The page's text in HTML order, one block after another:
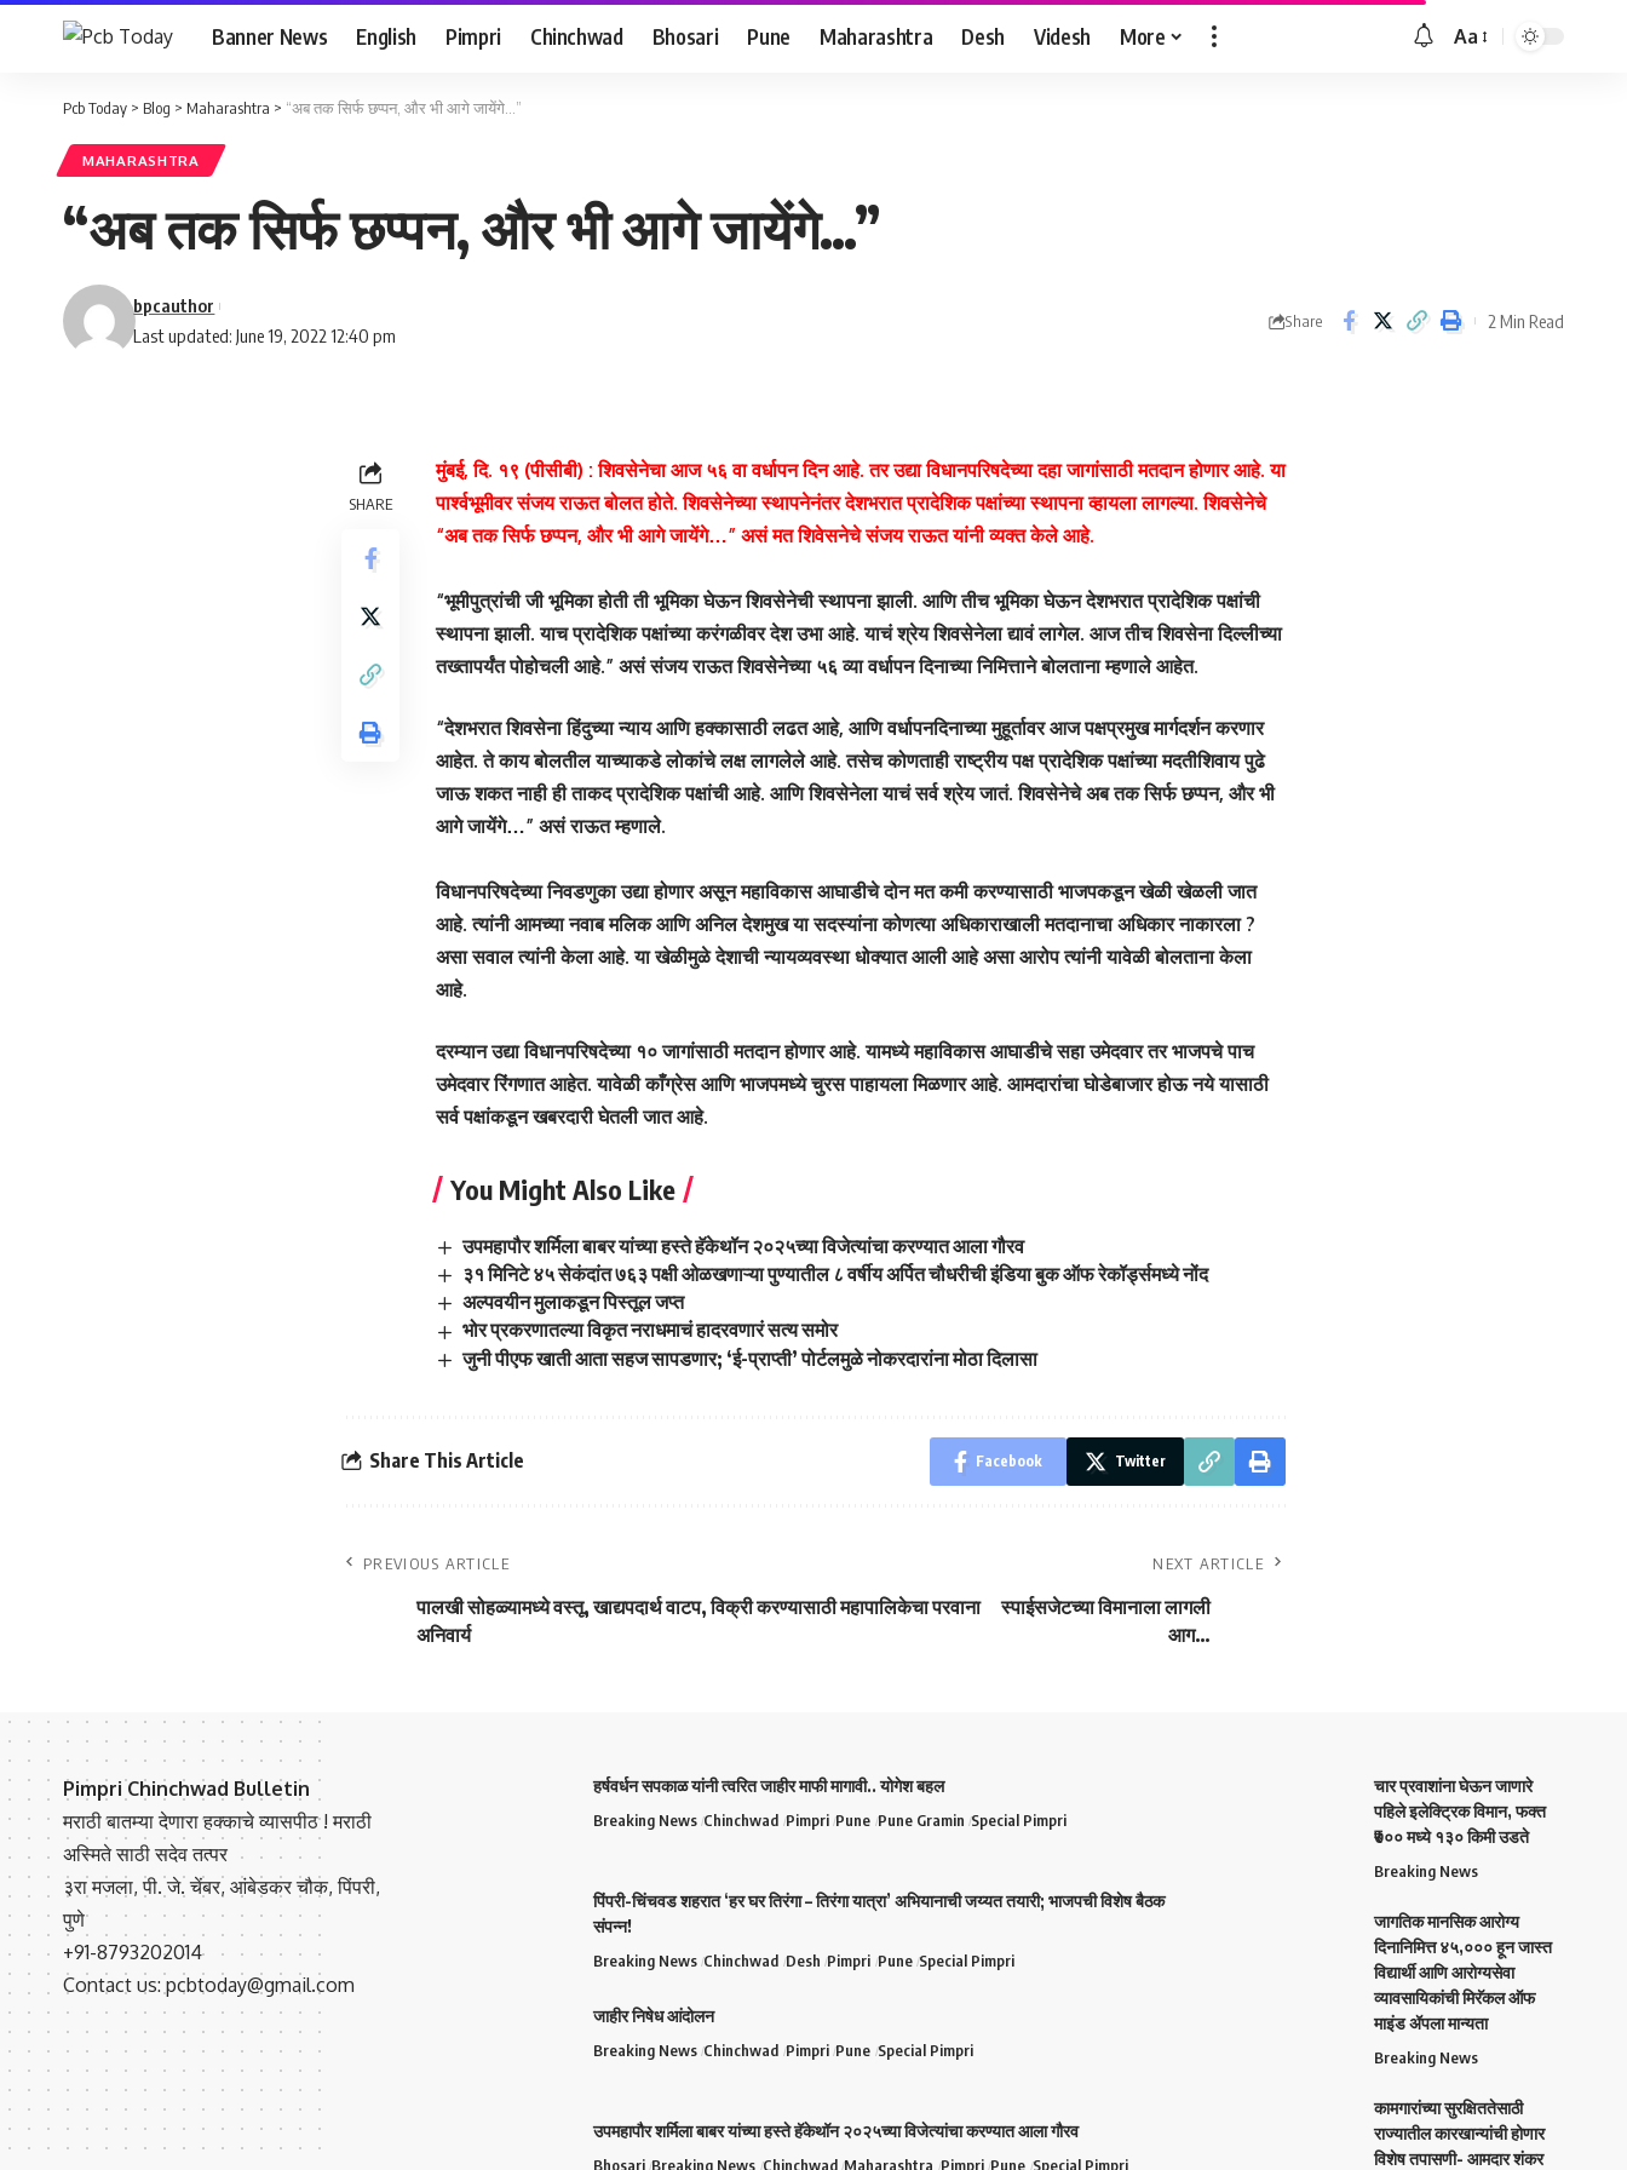
Banner News English Pimpri Chinchwad Bhosari Pune Maharashtra Desh Videsh More
Font
Aa
Pcb Today > Blog > Maharashtra > “अब तक सिर्फ छप्पन, और भी आगे जायेंगे…”
MAHARASHTRA
“अब तक सिर्फ छप्पन, और भी आगे जायेंगे…”
Last updated: June 19, 2022 12:40 pm
bpcauthor
Share 2 Min Read
SHARE
मुंबई, दि. १९ (पीसीबी) : शिवसेनेचा आज ५६ वा वर्धापन दिन आहे. तर उद्या विधानपरिषदेच्या दहा जागांसाठी मतदान होणार आहे. या
पार्श्वभूमीवर संजय राऊत बोलत होते. शिवसेनेच्या स्थापनेनंतर देशभरात प्रादेशिक पक्षांच्या स्थापना व्हायला लागल्या. शिवसेनेचे
“अब तक सिर्फ छप्पन, और भी आगे जायेंगे…” असं मत शिवेसनेचे संजय राऊत यांनी व्यक्त केले आहे.
“भूमीपुत्रांची जी भूमिका होती ती भूमिका घेऊन शिवसेनेची स्थापना झाली. आणि तीच भूमिका घेऊन देशभरात प्रादेशिक पक्षांची
स्थापना झाली. याच प्रादेशिक पक्षांच्या करंगळीवर देश उभा आहे. याचं श्रेय शिवसेनेला द्यावं लागेल. आज तीच शिवसेना दिल्लीच्या
तख्तापर्यंत पोहोचली आहे.” असं संजय राऊत शिवसेनेच्या ५६ व्या वर्धापन दिनाच्या निमित्ताने बोलताना म्हणाले आहेत.
“देशभरात शिवसेना हिंदुच्या न्याय आणि हक्कासाठी लढत आहे, आणि वर्धापनदिनाच्या मुहूर्तावर आज पक्षप्रमुख मार्गदर्शन करणार
आहेत. ते काय बोलतील याच्याकडे लोकांचे लक्ष लागलेले आहे. तसेच कोणताही राष्ट्रीय पक्ष प्रादेशिक पक्षांच्या मदतीशिवाय पुढे
जाऊ शकत नाही ही ताकद प्रादेशिक पक्षांची आहे. आणि शिवसेनेला याचं सर्व श्रेय जातं. शिवसेनेचे अब तक सिर्फ छप्पन, और भी
आगे जायेंगे…” असं राऊत म्हणाले.
विधानपरिषदेच्या निवडणुका उद्या होणार असून महाविकास आघाडीचे दोन मत कमी करण्यासाठी भाजपकडून खेळी खेळली जात
आहे. त्यांनी आमच्या नवाब मलिक आणि अनिल देशमुख या सदस्यांना कोणत्या अधिकाराखाली मतदानाचा अधिकार नाकारला ?
असा सवाल त्यांनी केला आहे. या खेळीमुळे देशाची न्यायव्यवस्था धोक्यात आली आहे असा आरोप त्यांनी यावेळी बोलताना केला
आहे.
दरम्यान उद्या विधानपरिषदेच्या १० जागांसाठी मतदान होणार आहे. यामध्ये महाविकास आघाडीचे सहा उमेदवार तर भाजपचे पाच
उमेदवार रिंगणात आहेत. यावेळी काँग्रेस आणि भाजपमध्ये चुरस पाहायला मिळणार आहे. आमदारांचा घोडेबाजार होऊ नये यासाठी
सर्व पक्षांकडून खबरदारी घेतली जात आहे.
You Might Also Like
उपमहापौर शर्मिला बाबर यांच्या हस्ते हॅकेथॉन २०२५च्या विजेत्यांचा करण्यात आला गौरव
३१ मिनिटे ४५ सेकंदांत ७६३ पक्षी ओळखणाऱ्या पुण्यातील ८ वर्षीय अर्पित चौधरीची इंडिया बुक ऑफ रेकॉर्ड्समध्ये नोंद
अल्पवयीन मुलाकडून पिस्तूल जप्त
भोर प्रकरणातल्या विकृत नराधमाचं हादरवणारं सत्य समोर
जुनी पीएफ खाती आता सहज सापडणार; ‘ई-प्राप्ती’ पोर्टलमुळे नोकरदारांना मोठा दिलासा
Share This Article Facebook Twitter
PREVIOUS ARTICLE
पालखी सोहळ्यामध्ये वस्तू, खाद्यपदार्थ वाटप, विक्री करण्यासाठी महापालिकेचा परवाना
अनिवार्य
NEXT ARTICLE
स्पाईसजेटच्या विमानाला लागली
आग…
Pimpri Chinchwad Bulletin
मराठी बातम्या देणारा हक्काचे व्यासपीठ ! मराठी
अस्मिते साठी सदेव तत्पर
३रा मजला, पी. जे. चेंबर, आंबेडकर चौक, पिंपरी,
पुणे
+91-8793202014
Contact us: pcbtoday@gmail.com
हर्षवर्धन सपकाळ यांनी त्वरित जाहीर माफी मागावी.. योगेश बहल
Breaking News Chinchwad Pimpri Pune Pune Gramin Special Pimpri
पिंपरी-चिंचवड शहरात ‘हर घर तिरंगा – तिरंगा यात्रा’ अभियानाची जय्यत तयारी; भाजपची विशेष बैठक
संपन्न!
Breaking News Chinchwad Desh Pimpri Pune Special Pimpri
जाहीर निषेध आंदोलन
Breaking News Chinchwad Pimpri Pune Special Pimpri
उपमहापौर शर्मिला बाबर यांच्या हस्ते हॅकेथॉन २०२५च्या विजेत्यांचा करण्यात आला गौरव
Bhosari Breaking News Chinchwad Maharashtra Pimpri Pune Special Pimpri
चार प्रवाशांना घेऊन जाणारे
पहिले इलेक्ट्रिक विमान, फक्त
₹७०० मध्ये १३० किमी उडते
Breaking News
जागतिक मानसिक आरोग्य
दिनानिमित्त ४५,००० हून जास्त
विद्यार्थी आणि आरोग्यसेवा
व्यावसायिकांची मिरॅकल ऑफ
माइंड ॲपला मान्यता
Breaking News
कामगारांच्या सुरक्षिततेसाठी
राज्यातील कारखान्यांची होणार
विशेष तपासणी- आमदार शंकर